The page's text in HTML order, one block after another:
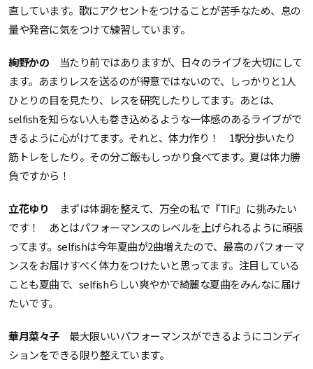
直しています。歌にアクセントをつけることが苦手なため、息の
量や発音に気をつけて練習しています。
絢野かの 当たり前ではありますが、日々のライブを大切にして
ます。あまりレスを送るのが得意ではないので、しっかりと1人
ひとりの目を見たり、レスを研究したりしてます。あとは、
selfishを知らない人も巻き込めるような一体感のあるライブがで
きるように心がけてます。それと、体力作り！ 1駅分歩いたり
筋トレをしたり。その分ご飯もしっかり食べてます。夏は体力勝
負ですから！
立花ゆり まずは体調を整えて、万全の私で『TIF』に挑みたい
です！ あとはパフォーマンスのレベルを上げられるように頑張
ってます。selfishは今年夏曲が2曲増えたので、最高のパフォーマ
ンスをお届けすべく体力をつけたいと思ってます。注目している
ことも夏曲で、selfishらしい爽やかで綺麗な夏曲をみんなに届け
たいです。
華月菜々子最大限いいパフォーマンスができるようにコンディ
ションをできる限り整えています。